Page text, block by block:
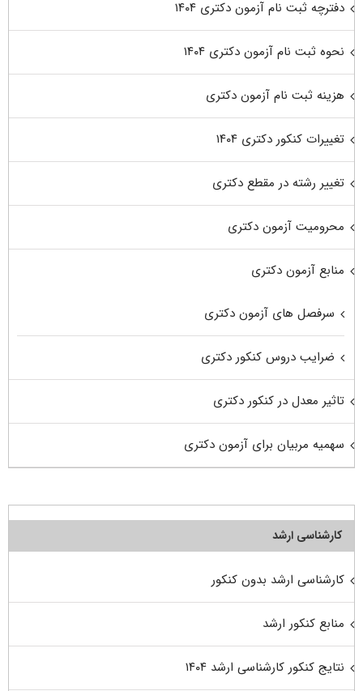
دفترچه ثبت نام آزمون دکتری ۱۴۰۴
نحوه ثبت نام آزمون دکتری ۱۴۰۴
هزینه ثبت نام آزمون دکتری
تغییرات کنکور دکتری ۱۴۰۴
تغییر رشته در مقطع دکتری
محرومیت آزمون دکتری
منابع آزمون دکتری
سرفصل های آزمون دکتری
ضرایب دروس کنکور دکتری
تاثیر معدل در کنکور دکتری
سهمیه مربیان برای آزمون دکتری
کارشناسی ارشد
کارشناسی ارشد بدون کنکور
منابع کنکور ارشد
نتایج کنکور کارشناسی ارشد ۱۴۰۴